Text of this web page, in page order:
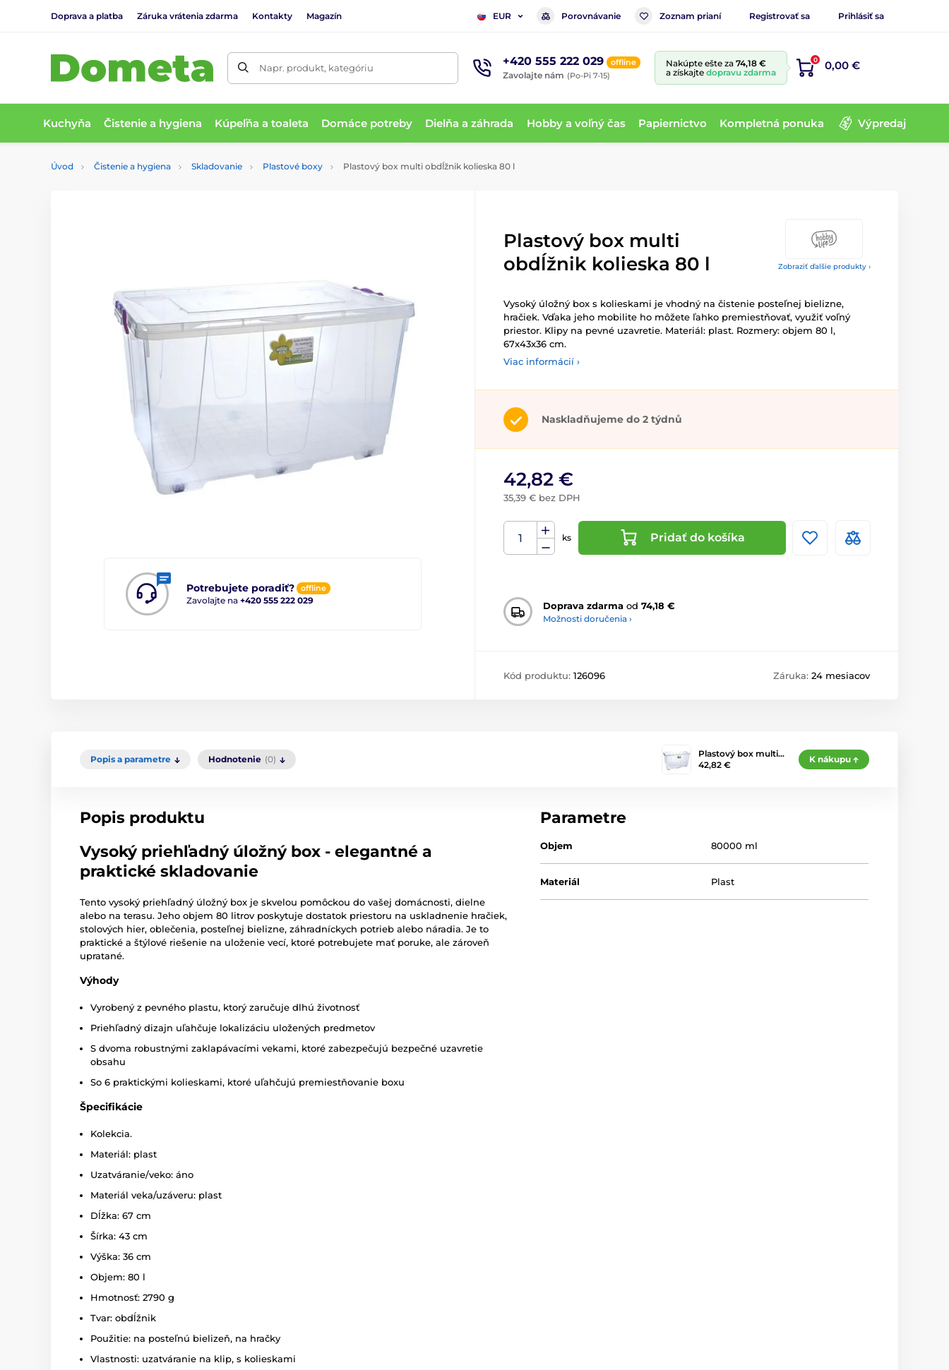
Doprava a platba Záruka vrátenia zdarma Kontakty Magazín EUR Porovnávanie Zoznam prianí Registrovať sa Prihlásiť sa
Napr. produkt, kategóriu +420 555 222 029 offline
Zavolajte nám (Po-Pi 7-15)
Nakúpte ešte za 74,18 €
a získajte dopravu zdarma
0 0,00 €
Kuchyňa Čistenie a hygiena Kúpeľňa a toaleta Domáce potreby Dielňa a záhrada Hobby a voľný čas Papiernictvo Kompletná ponuka Výpredaj
Úvod Čistenie a hygiena Skladovanie Plastové boxy Plastový box multi obdĺžnik kolieska 80 l
Zobraziť ďalšie produkty ›
Potrebujete poradiť? offline
Zavolajte na +420 555 222 029
Plastový box multi
obdĺžnik kolieska 80 l
Vysoký úložný box s kolieskami je vhodný na čistenie posteľnej bielizne,
hračiek. Vďaka jeho mobilite ho môžete ľahko premiestňovať, využiť voľný
priestor. Klipy na pevné uzavretie. Materiál: plast. Rozmery: objem 80 l,
67x43x36 cm.
Viac informácií ›
Naskladňujeme do 2 týdnů
42,82 €
35,39 € bez DPH
ks Pridať do košíka
Doprava zdarma od 74,18 €
Možnosti doručenia ›
Kód produktu: 126096 Záruka: 24 mesiacov
Popis a parametre Hodnotenie (0)
Plastový box multi…
42,82 €
K nákupu
Popis produktu
Vysoký priehľadný úložný box - elegantné a
praktické skladovanie
Tento vysoký priehľadný úložný box je skvelou pomôckou do vašej domácnosti, dielne
alebo na terasu. Jeho objem 80 litrov poskytuje dostatok priestoru na uskladnenie hračiek,
stolových hier, oblečenia, posteľnej bielizne, záhradníckych potrieb alebo náradia. Je to
praktické a štýlové riešenie na uloženie vecí, ktoré potrebujete mať poruke, ale zároveň
upratané.
Výhody
Vyrobený z pevného plastu, ktorý zaručuje dlhú životnosť
Priehľadný dizajn uľahčuje lokalizáciu uložených predmetov
S dvoma robustnými zaklapávacími vekami, ktoré zabezpečujú bezpečné uzavretie
obsahu
So 6 praktickými kolieskami, ktoré uľahčujú premiestňovanie boxu
Špecifikácie
Kolekcia.
Materiál: plast
Uzatváranie/veko: áno
Materiál veka/uzáveru: plast
Dĺžka: 67 cm
Šírka: 43 cm
Výška: 36 cm
Objem: 80 l
Hmotnosť: 2790 g
Tvar: obdĺžnik
Použitie: na posteľnú bielizeň, na hračky
Vlastnosti: uzatváranie na klip, s kolieskami
Parametre
Objem 80000 ml
Materiál Plast